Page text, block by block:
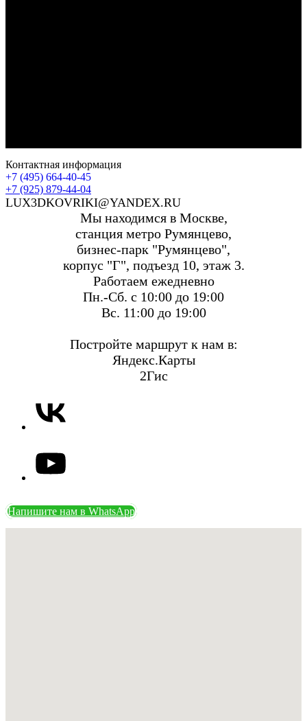
Контактная информация
+7 (495) 664-40-45
+7 (925) 879-44-04
LUX3DKOVRIKI@YANDEX.RU
Мы находимся в Москве,
станция метро Румянцево,
бизнес-парк "Румянцево",
корпус "Г", подъезд 10, этаж 3.
Работаем ежедневно
Пн.-Сб. с 10:00 до 19:00
Вс. 11:00 до 19:00
Постройте маршрут к нам в:
Яндекс.Карты
2Гис
Напишите нам в WhatsApp